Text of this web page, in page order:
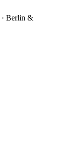
· Berlin &